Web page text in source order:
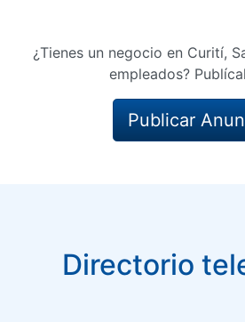
¿Tienes un negocio en Curití,
empleados?
Publicar
Directorio